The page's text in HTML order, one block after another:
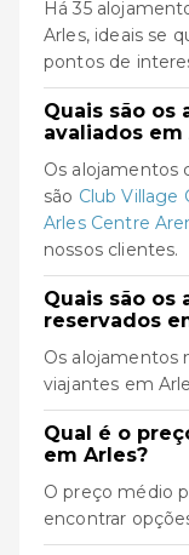
Há 35
Arles, ideais se
pontos de
Quais são os
avaliados em
Os alojamentos
são Club Village
Arles Centre
nossos clientes.
Quais são os
reservados
Os alojamentos
viajantes em
Qual é o
em Arles?
O preço médio
encontrar